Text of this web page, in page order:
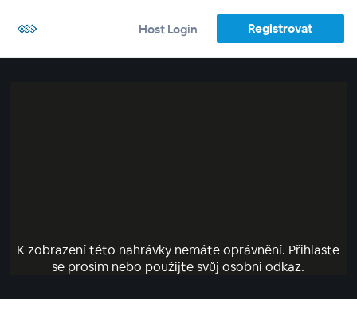
Host Login Registrovat
K zobrazení této nahrávky nemáte oprávnění. Přihlaste
se prosím nebo použijte svůj osobní odkaz.